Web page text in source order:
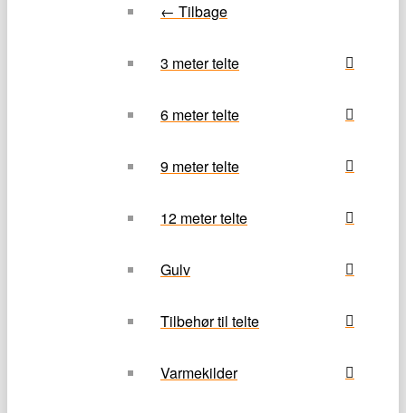
← Tilbage
3 meter telte
6 meter telte
9 meter telte
12 meter telte
Gulv
Tilbehør til telte
Varmekilder